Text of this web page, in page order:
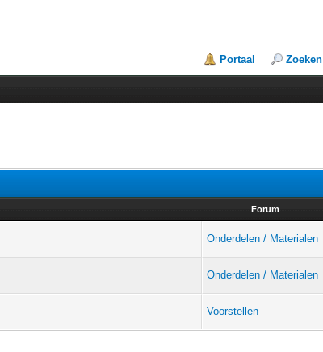
Portaal Zoeken
Forum
Onderdelen / Materialen
Onderdelen / Materialen
Voorstellen